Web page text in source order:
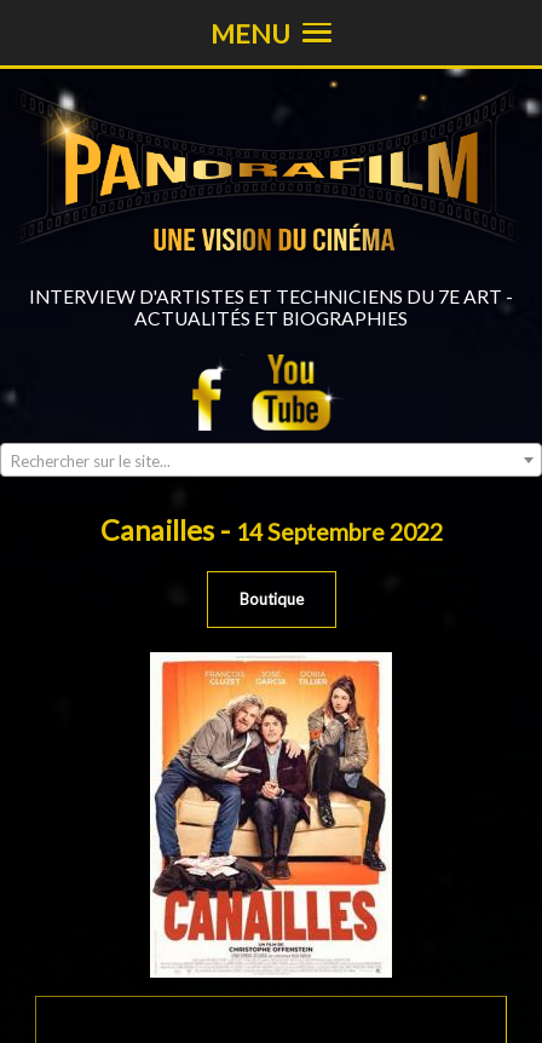
INTERVIEW D'ARTISTES ET TECHNICIENS DU 7E ART -
ACTUALITÉS ET BIOGRAPHIES
Rechercher sur le site...
MENU
Canailles - 14 Septembre 2022
Boutique